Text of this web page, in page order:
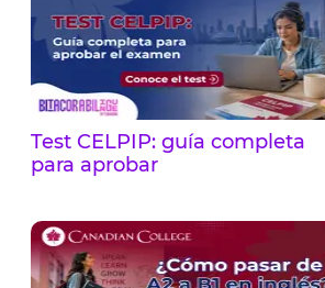
Test CELPIP: guía completa
para aprobar